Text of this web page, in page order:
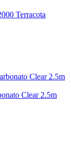
Terracota
Clear 2.5m